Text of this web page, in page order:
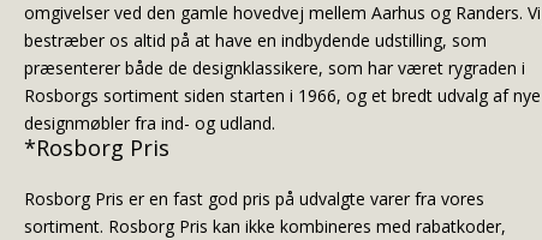
omgivelser ved den gamle hovedvej mellem Aarhus og Randers. Vi
bestræber os altid på at have en indbydende udstilling, som
præsenterer både de designklassikere, som har været rygraden i
Rosborgs sortiment siden starten i 1966, og et bredt udvalg af nye
designmøbler fra ind- og udland.
*Rosborg Pris
Rosborg Pris er en fast god pris på udvalgte varer fra vores
sortiment. Rosborg Pris kan ikke kombineres med rabatkoder,